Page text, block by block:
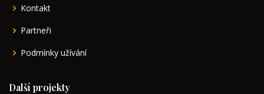
Kontakt
Partneři
Podmínky užívání
Další projekty